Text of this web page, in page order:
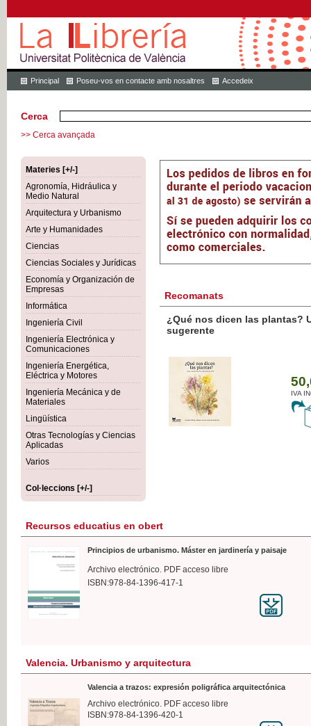
Principal Poseu-vos en contacte amb nosaltres Accedeix
Cerca
>> Cerca avançada
Materies [+/-]
Agronomía, Hidráulica y
Medio Natural
Arquitectura y Urbanismo
Arte y Humanidades
Ciencias
Ciencias Sociales y Jurídicas
Economía y Organización de
Empresas
Informática
Ingeniería Civil
Ingeniería Electrónica y
Comunicaciones
Ingeniería Energética,
Eléctrica y Motores
Ingeniería Mecánica y de
Materiales
Lingüística
Otras Tecnologías y Ciencias
Aplicadas
Varios
Col·leccions [+/-]
Recomanats
¿Qué nos dicen las plantas?
sugerente
IVA
Recursos educatius en obert
Principios de urbanismo. Máster en jardinería y paisaje
Archivo electrónico. PDF acceso libre
ISBN:978-84-1396-417-1
Valencia. Urbanismo y arquitectura
Valencia a trazos: expresión poligráfica arquitectónica
Archivo electrónico. PDF acceso libre
ISBN:978-84-1396-420-1